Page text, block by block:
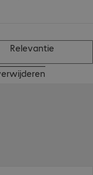
Relevantie